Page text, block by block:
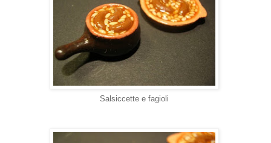
Salsiccette e fagioli